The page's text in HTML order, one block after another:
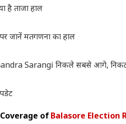
है ताजा हाल
जानें मतगणना का हाल
Sarangi निकले सबसे आगे, निकटतम
of Balasore Election